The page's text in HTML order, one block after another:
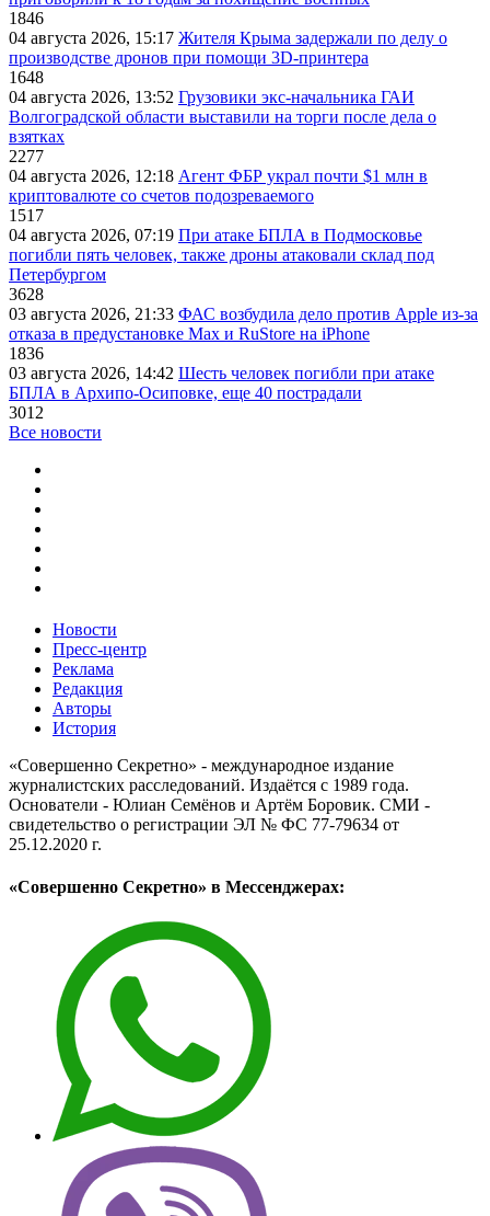
1846
04 августа 2026, 15:17 Жителя Крыма задержали по делу о
производстве дронов при помощи 3D‑принтера
1648
04 августа 2026, 13:52 Грузовики экс-начальника ГАИ
Волгоградской области выставили на торги после дела о
взятках
2277
04 августа 2026, 12:18 Агент ФБР украл почти $1 млн в
криптовалюте со счетов подозреваемого
1517
04 августа 2026, 07:19 При атаке БПЛА в Подмосковье
погибли пять человек, также дроны атаковали склад под
Петербургом
3628
03 августа 2026, 21:33 ФАС возбудила дело против Apple из-за
отказа в предустановке Max и RuStore на iPhone
1836
03 августа 2026, 14:42 Шесть человек погибли при атаке
БПЛА в Архипо-Осиповке, еще 40 пострадали
3012
Все новости
Новости
Пресс-центр
Реклама
Редакция
Авторы
История
«Совершенно Секретно» - международное издание
журналистских расследований. Издаётся с 1989 года.
Основатели - Юлиан Семёнов и Артём Боровик. CМИ -
свидетельство о регистрации ЭЛ № ФС 77-79634 от
25.12.2020 г.
«Совершенно Секретно» в Мессенджерах: